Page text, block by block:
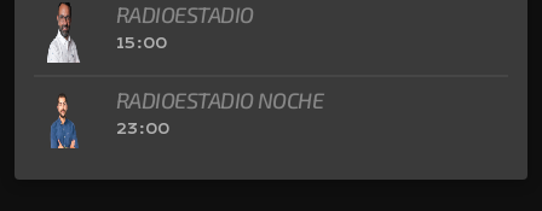
RADIOESTADIO
15:00
RADIOESTADIO NOCHE
23:00